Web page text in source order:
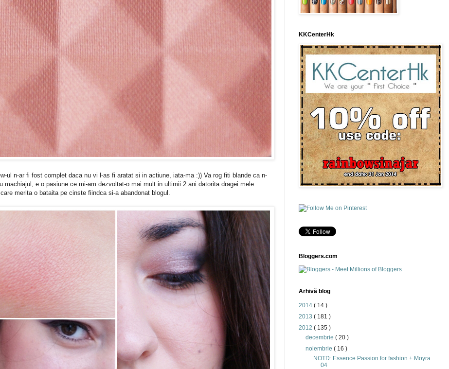
ul n-ar fi fost complet daca nu vi l-as fi aratat si in actiune, iata-ma :)) Va rog fiti blande ca n-
machiajul, e o pasiune ce mi-am dezvoltat-o mai mult in ultimii 2 ani datorita dragei mele
care merita o bataita pe cinste fiindca si-a abandonat blogul.
KKCenterHk
Bloggers.com
Arhivă blog
2014 ( 14 )
2013 ( 181 )
2012 ( 135 )
decembrie( 20 )
noiembrie( 16 )
NOTD: Essence Passion for fashion + Moyra
04